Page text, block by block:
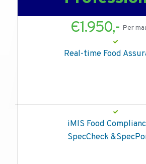
Є1.950,- Per
Real-time Food
iMIS Food
SpecCheck